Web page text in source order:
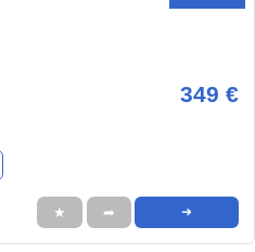
349 €
★ ➦ ➜